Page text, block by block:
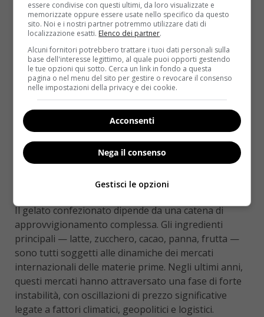
Le ragioni dietro l’aumento
dei prezzi dei gelati
confezionati
Capire le cause di un rincaro non significa
giustificarlo acriticamente, ma aiuta a
contestualizzarlo e a fare scelte più consapevoli. Nel
caso dei
gelati confezionati prezzi
, le ragioni sono
molteplici e si intrecciano tra loro.
Il gelato confezionato dipende da una catena di
approvvigionamento complessa. Gli ingredienti
principali — latte, zucchero, cacao, panna, frutta —
sono tutti soggetti alle dinamiche dei mercati
internazionali delle materie prime. Negli ultimi anni,
questi mercati hanno attraversato una fase di forte
instabilità, con oscillazioni di prezzo significative
legate a fattori climatici, geopolitici e logistici.
essere condivise con questi ultimi, da loro visualizzate e
memorizzate oppure essere usate nello specifico da questo
sito. Noi e i nostri partner potremmo utilizzare dati di
localizzazione esatti. Elenco dei partner.
Alcuni fornitori potrebbero trattare i tuoi dati personali sulla
base dell'interesse legittimo, al quale puoi opporti gestendo
le tue opzioni qui sotto. Cerca un link in fondo a questa
pagina o nel menu del sito per gestire o revocare il consenso
nelle impostazioni della privacy e dei cookie.
Acconsenti
Nega il consenso
Gestisci le opzioni